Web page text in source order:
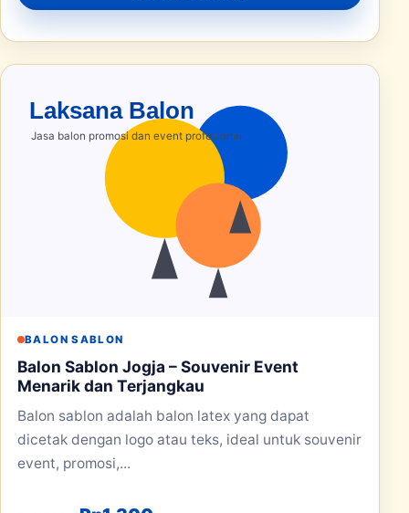
BALON SABLON
Balon Sablon Jogja – Souvenir Event
Menarik dan Terjangkau
Balon sablon adalah balon latex yang dapat
dicetak dengan logo atau teks, ideal untuk souvenir
event, promosi,...